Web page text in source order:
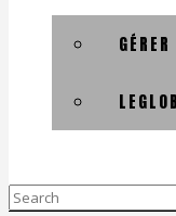
Search